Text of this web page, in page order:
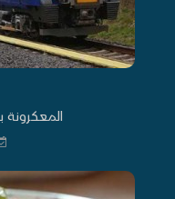
المعكرونة